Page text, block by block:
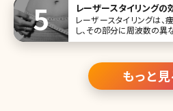
つ“西洋人顔・ハー
レーザースタイリングの
レーザースタイリングは
し、その部分に周波数の異
的に痩せることができる脂肪溶解施
いるのが脂肪細胞です。
もっと見